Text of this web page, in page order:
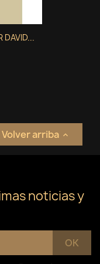
de deseos
DAVID...
Volver arriba 
noticias y